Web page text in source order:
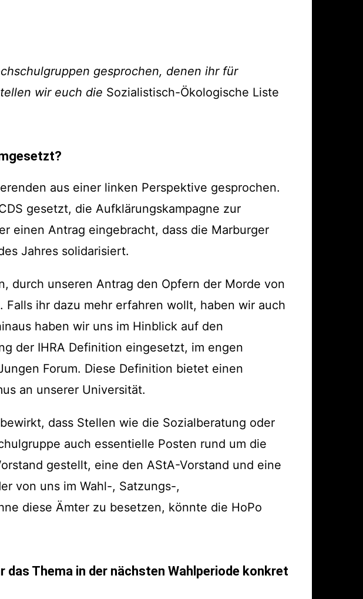
gesprochen, denen ihr für
wir euch die Sozialistisch-Ökologische Liste
aus einer linken Perspektive gesprochen.
gesetzt, die Aufklärungskampagne zur
einen Antrag eingebracht, dass die Marburger
Jahres solidarisiert.
durch unseren Antrag den Opfern der Morde von
ihr dazu mehr erfahren wollt, haben wir auch
haben wir uns im Hinblick auf den
der IHRA Definition eingesetzt, im engen
Forum. Diese Definition bietet einen
an unserer Universität.
dass Stellen wie die Sozialberatung oder
auch essentielle Posten rund um die
gestellt, eine den AStA-Vorstand und eine
von uns im Wahl-, Satzungs-,
diese Ämter zu besetzen, könnte die HoPo
Thema in der nächsten Wahlperiode konkret